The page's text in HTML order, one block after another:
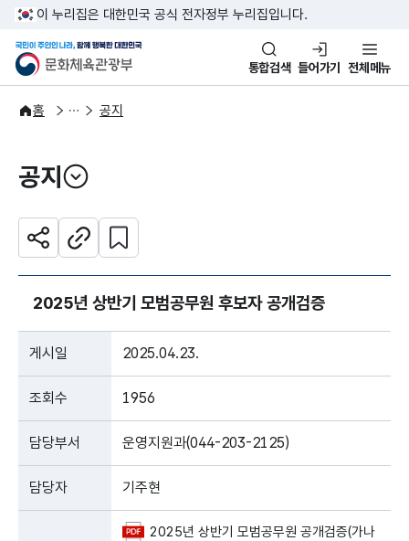
본문 바로가기
주메뉴 바로가기
이 누리집은 대한민국 공식 전자정부 누리집입니다.
문화체육관광부
국민이 주인인 나라, 함께 행복
통합검색 들어가기 전체메뉴
홈
알림·소식
알림 공지
공지
열기
공유하기주소복사
관심 콘텐츠 설정하기
2025년 상반기 모범공무원 후보자 공개검증
게시일 2025.04.23.
조회수 1956
담당부서 운영지원과(044-203-2125)
담당자 기주현
2025년 상반기 모범공무원 공개검증(가나